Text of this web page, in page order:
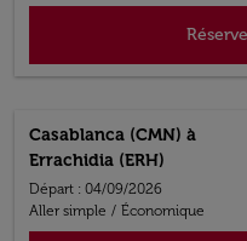
Casablanca (CMN) à
Errachidia (ERH)
Départ : 04/09/2026
Aller simple / Économique